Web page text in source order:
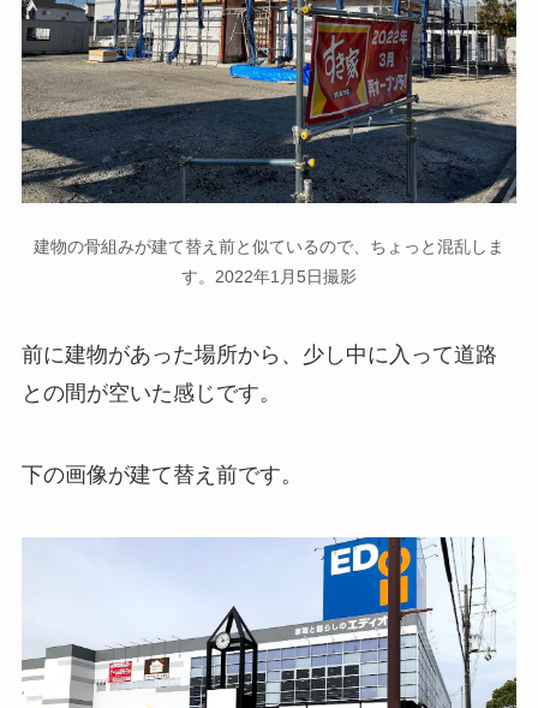
建物の骨組みが建て替え前と似ているので、ちょっと混乱しま
す。2022年1月5日撮影
前に建物があった場所から、少し中に入って道路
との間が空いた感じです。
下の画像が建て替え前です。